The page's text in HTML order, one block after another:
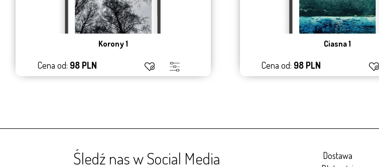
Korony 1
Cena od: 98 PLN
Ciasna 1
Cena od: 98 PLN
Śledź nas w Social Media
Dostawa